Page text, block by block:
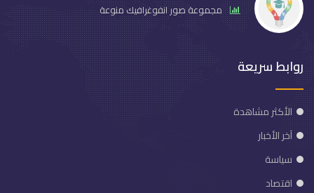
مجموعة صور انفوغرافيك منوعة
روابط سريعة
الأكثر مشاهدة
آخر الأخبار
سياسة
اقتصاد